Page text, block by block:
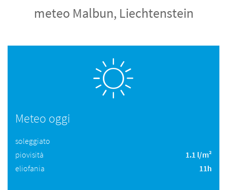
meteo Malbun, Liechtenstein
Meteo oggi
soleggiato
piovisità
1.1 l/m²
eliofania
11h